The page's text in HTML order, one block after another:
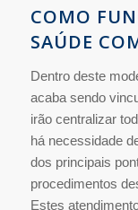
COMO
SAÚDE
Dentro deste
acaba sendo
irão centralizar
há necessidade
dos principais
procedimentos
Estes